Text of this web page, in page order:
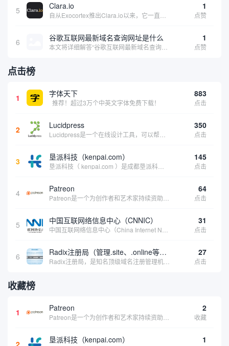
5 Clara.io 1
点赞
6 谷歌互联网最新域名查询网址是什么 1
点赞
点击榜
1 字体天下
推荐！超过3万个中英文字体免费下载！
883
点击
2 Lucidpress 350
点击
3 垦派科技（kenpai.com） 145
点击
4 Patreon 64
点击
5 中国互联网络信息中心（CNNIC） 31
点击
6 Radix注册局（管理.site、.online等顶级域名） 27
点击
收藏榜
1 Patreon 2
收藏
2 垦派科技（kenpai.com） 1